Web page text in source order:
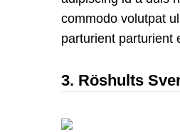
commodo volutpat
parturient parturient
3. Röshults